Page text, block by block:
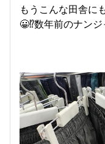
もうこんな田舎に
😀⁉️数年前のナン